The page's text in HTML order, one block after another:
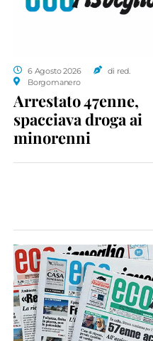
6 Agosto 2026
di red.
Borgomanero
Arrestato 47enne,
spacciava droga ai
minorenni